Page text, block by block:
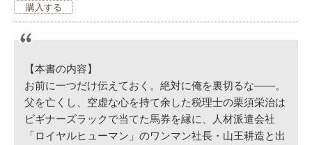
【本書の内容】
お前に一つだけ伝えておく。絶対に俺を裏切るな――。
父を亡くし、空虚な心を持て余した税理士の栗須栄治は
ビギナーズラックで当てた馬券を縁に、人材派遣会社
「ロイヤルヒューマン」のワンマン社長・山王耕造と出